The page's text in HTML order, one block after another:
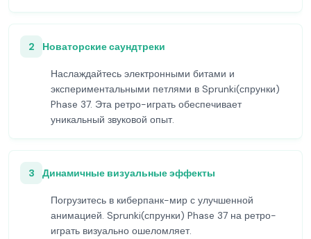
2 Новаторские саундтреки
Наслаждайтесь электронными битами и
экспериментальными петлями в Sprunki(спрунки)
Phase 37. Эта ретро-играть обеспечивает
уникальный звуковой опыт.
3 Динамичные визуальные эффекты
Погрузитесь в киберпанк-мир с улучшенной
анимацией. Sprunki(спрунки) Phase 37 на ретро-
играть визуально ошеломляет.